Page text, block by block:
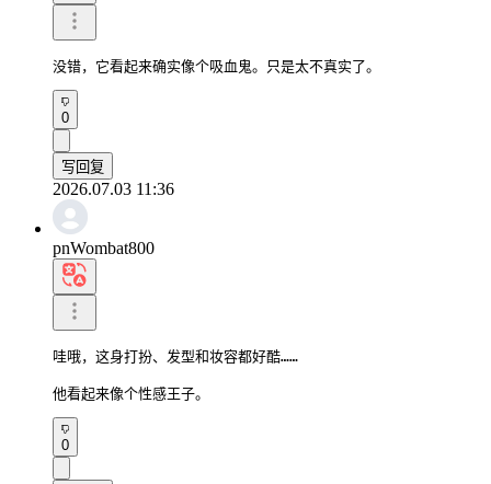
没错，它看起来确实像个吸血鬼。只是太不真实了。
0
写回复
2026.07.03 11:36
pnWombat800
哇哦，这身打扮、发型和妆容都好酷……
他看起来像个性感王子。
0